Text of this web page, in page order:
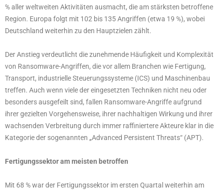
% aller weltweiten Aktivitäten ausmacht, die am stärksten betroffene
Region. Europa folgt mit 102 bis 135 Angriffen (etwa 19 %), wobei
Deutschland weiterhin zu den Hauptzielen zählt.
Der Anstieg verdeutlicht die zunehmende Häufigkeit und Komplexität
von Ransomware-Angriffen, die vor allem Branchen wie Fertigung,
Transport, industrielle Steuerungssysteme (ICS) und Maschinenbau
treffen. Auch wenn viele der eingesetzten Techniken nicht neu oder
besonders ausgefeilt sind, fallen Ransomware-Angriffe aufgrund
ihrer gezielten Vorgehensweise, ihrer nachhaltigen Wirkung und ihrer
wachsenden Verbreitung durch immer raffiniertere Akteure klar in die
Kategorie der sogenannten „Advanced Persistent Threats“ (APT).
Fertigungssektor am meisten betroffen
Mit 68 % war der Fertigungssektor im ersten Quartal weiterhin am